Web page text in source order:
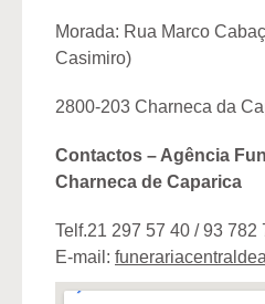
Morada: Rua Marco
Casimiro)
2800-203 Charneca da
Contactos – Agência
Charneca de Caparica
Telf.21 297 57 40 / 93 782
E-mail: